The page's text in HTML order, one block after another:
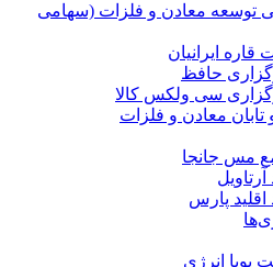
توسعه معادن و فلزات (سهامی
ایرانیان
حافظ
سی ولکس کالا
معادن و فلزات
مس جانجا
اقلید پارس
پویا انرژی